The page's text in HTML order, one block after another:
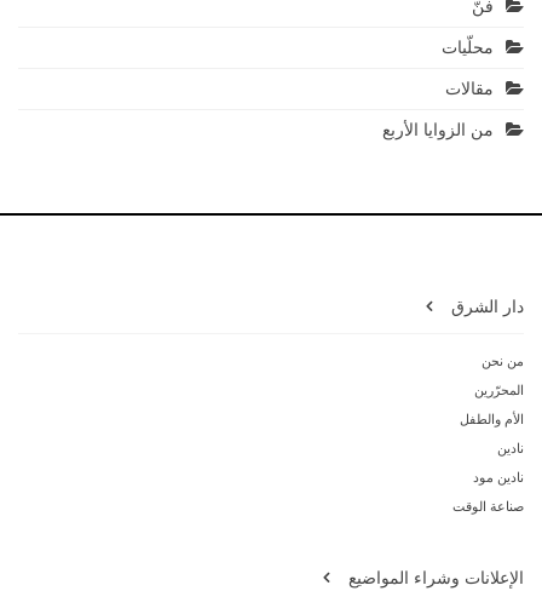
فنّ
محلّيات
مقالات
من الزوايا الأربع
دار الشرق
من نحن
المحرّرين
الأم والطفل
نادين
نادين مود
صناعة الوقت
الإعلانات وشراء المواضيع